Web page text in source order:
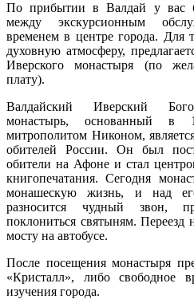
По прибытии в Валдай у вас
между экскурсионным
временем в центре города. Для
духовную атмосферу,
Иверского монастыря (по
плату).
Валдайский Иверский
монастырь, основанный в
митрополитом Никоном,
обителей России. Он был
обители на Афоне и стал
книгопечатания. Сегодня
монашескую жизнь, и над
разносится чудный звон,
поклониться святыням. Переезд
мосту на автобусе.
После посещения монастыря
«Кристалл», либо свободное
изучения города.